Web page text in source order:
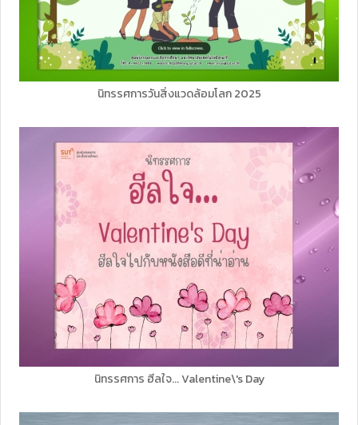
นิทรรศการวันสิ่งแวดล้อมโลก 2025
นิทรรศการ ฮีลใจ... Valentine\'s Day